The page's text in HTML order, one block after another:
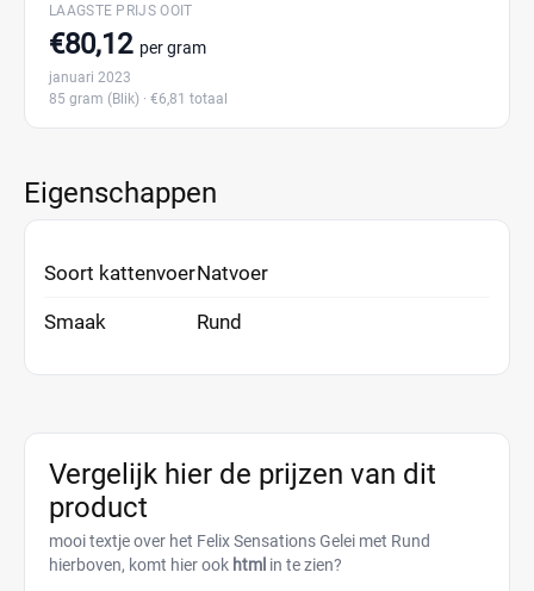
LAAGSTE PRIJS OOIT
€80,12 per gram
januari 2023
85 gram (Blik) · €6,81 totaal
Eigenschappen
Soort kattenvoerNatvoer
Smaak Rund
Vergelijk hier de prijzen van dit
product
mooi textje over het Felix Sensations Gelei met Rund
hierboven, komt hier ook html in te zien?